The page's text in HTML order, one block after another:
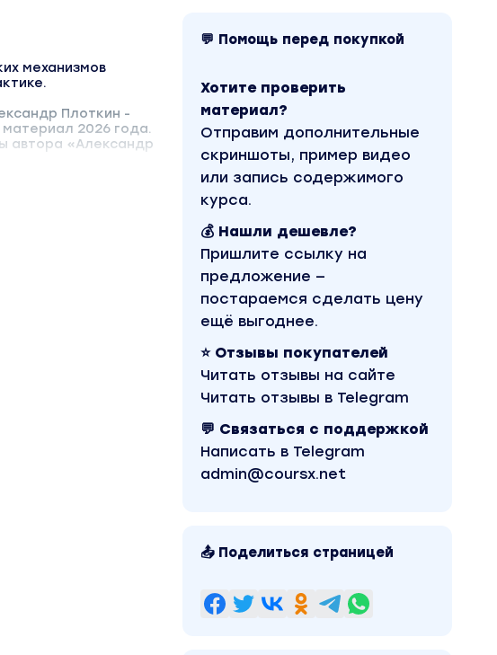
механизмов
Плоткин -
2026 года.
автора «Александр
💬 Помощь перед покупкой
Хотите проверить
материал?
Отправим дополнительные
скриншоты, пример видео
или запись содержимого
курса.
💰 Нашли дешевле?
Пришлите ссылку на
предложение —
постараемся сделать цену
ещё выгоднее.
⭐ Отзывы покупателей
Читать отзывы на сайте
Читать отзывы в Telegram
💬 Связаться с поддержкой
Написать в Telegram
admin@coursx.net
📤 Поделиться страницей